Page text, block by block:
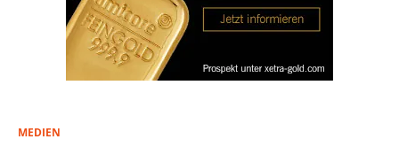
MEDIEN